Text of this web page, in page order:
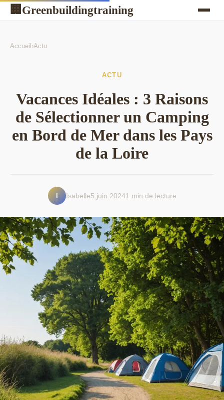
🏢 Greenbuildingtraining
Accueil ›Actu
ACTU
Vacances Idéales : 3 Raisons
de Sélectionner un Camping
en Bord de Mer dans les Pays
de la Loire
I Isabelle5 juin 20241 min de lecture